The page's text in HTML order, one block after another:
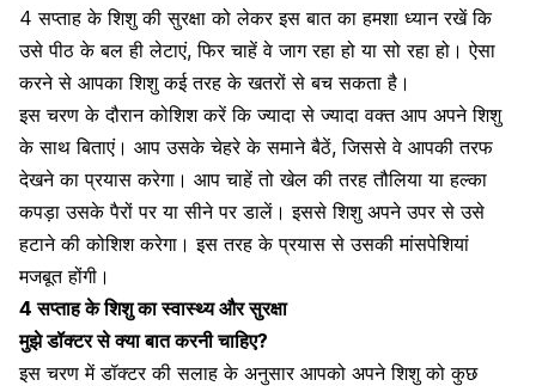
4 सप्ताह के शिशु की सुरक्षा को लेकर इस बात का हमशा ध्यान रखें कि
उसे पीठ के बल ही लेटाएं, फिर चाहें वे जाग रहा हो या सो रहा हो। ऐसा
करने से आपका शिशु कई तरह के खतरों से बच सकता है।
इस चरण के दौरान कोशिश करें कि ज्यादा से ज्यादा वक्त आप अपने शिशु
के साथ बिताएं। आप उसके चेहरे के समाने बैठें, जिससे वे आपकी तरफ
देखने का प्रयास करेगा। आप चाहें तो खेल की तरह तौलिया या हल्का
कपड़ा उसके पैरों पर या सीने पर डालें। इससे शिशु अपने उपर से उसे
हटाने की कोशिश करेगा। इस तरह के प्रयास से उसकीमांसपेशियां
मजबूत होंगी ।
4 सप्ताह के शिशु का स्वास्थ्य और सुरक्षा
मुझे डॉक्टर से क्या बात करनी चाहिए?
इस चरण में डॉक्टर की सलाह के अनुसार आपको अपने शिशु को कुछ